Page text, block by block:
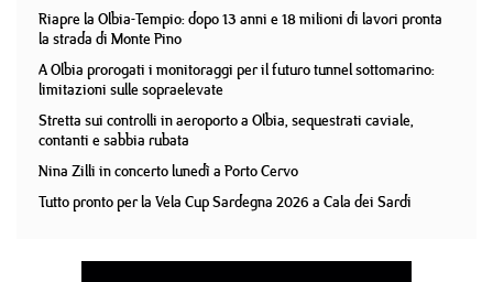
Riapre la Olbia-Tempio: dopo 13 anni e 18 milioni di lavori pronta
la strada di Monte Pino
A Olbia prorogati i monitoraggi per il futuro tunnel sottomarino:
limitazioni sulle sopraelevate
Stretta sui controlli in aeroporto a Olbia, sequestrati caviale,
contanti e sabbia rubata
Nina Zilli in concerto lunedì a Porto Cervo
Tutto pronto per la Vela Cup Sardegna 2026 a Cala dei Sardi